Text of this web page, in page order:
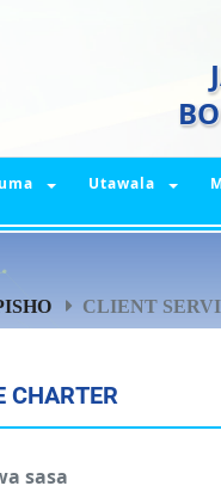
Utawala
CLIENT
CHARTER
sasa